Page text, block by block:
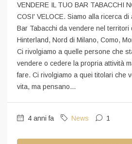
VENDERE IL TUO BAR TABACCHI
COSI' VELOCE. Siamo alla ricerca di
Bar Tabacchi da vendere nel territori
Hinterland, Nord di Milano, Como,
Ci rivolgiamo a quelle persone che
vendere o cedere la propria attività
fare. Ci rivolgiamo a quei titolari che
vita, ma pensano...
4 anni fa News 1